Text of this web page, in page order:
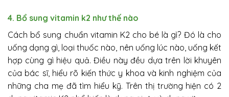
4. Bổ sung vitamin k2 như thế nào
Cách bổ sung chuẩn vitamin K2 cho bé là gì? Đó là cho
uống dạng gì, loại thuốc nào, nên uống lúc nào, uống kết
hợp cùng gì hiệu quả. Điều này đều dựa trên lời khuyên
của bác sĩ, hiểu rõ kiến thức y khoa và kinh nghiệm của
những cha mẹ đã tìm hiểu kỹ. Trên thị trường hiện có 2